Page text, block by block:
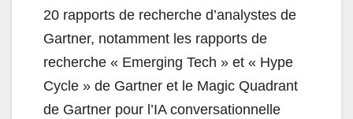
20 rapports de recherche d’analystes de
Gartner, notamment les rapports de
recherche « Emerging Tech » et « Hype
Cycle » de Gartner et le Magic Quadrant
de Gartner pour l’IA conversationnelle